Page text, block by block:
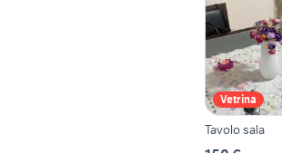
Vetrina
Tavolo sala